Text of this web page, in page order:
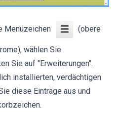
Menüzeichen (obere
wählen Sie
Sie auf "Erweiterungen".
installierten, verdächtigen
diese Einträge aus und